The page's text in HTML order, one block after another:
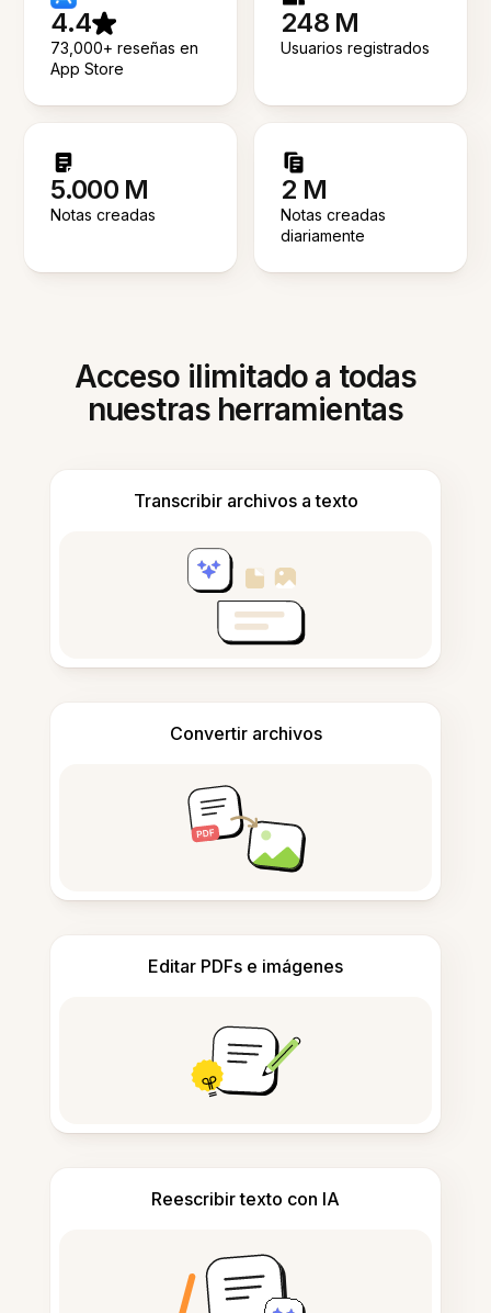
4.4
73,000+ reseñas en
App Store
248 M
Usuarios registrados
5.000 M
Notas creadas
2 M
Notas creadas
diariamente
Acceso ilimitado a todas
nuestras herramientas
Transcribir archivos a texto
Convertir archivos
Editar PDFs e imágenes
Reescribir texto con IA